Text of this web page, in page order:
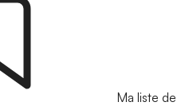
Ma liste de